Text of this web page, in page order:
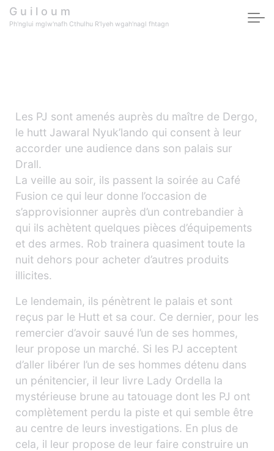
Skip to main content
G u i l o u m
Ph'nglui mglw'nafh Cthulhu R'lyeh wgah'nagl fhtagn
Les PJ sont amenés auprès du maître de Dergo,
le hutt Jawaral Nyuk’lando qui consent à leur
accorder une audience dans son palais sur
Drall.
La veille au soir, ils passent la soirée au Café
Fusion ce qui leur donne l’occasion de
s’approvisionner auprès d’un contrebandier à
qui ils achètent quelques pièces d’équipements
et des armes. Rob trainera quasiment toute la
nuit dehors pour acheter d’autres produits
illicites.
Le lendemain, ils pénètrent le palais et sont
reçus par le Hutt et sa cour. Ce dernier, pour les
remercier d’avoir sauvé l’un de ses hommes,
leur propose un marché. Si les PJ acceptent
d’aller libérer l’un de ses hommes détenu dans
un pénitencier, il leur livre Lady Ordella la
mystérieuse brune au tatouage dont les PJ ont
complètement perdu la piste et qui semble être
au centre de leurs investigations. En plus de
cela, il leur propose de leur faire construire un